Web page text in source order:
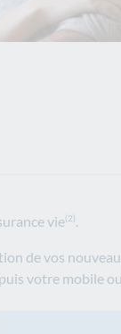
vie(2).
de vos
votre mobile